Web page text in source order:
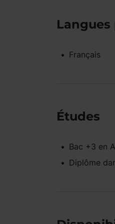
Langues
Français
Études
Bac +3 en
Diplôme